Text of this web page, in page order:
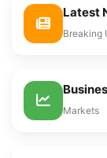
Latest
Breaking
Markets